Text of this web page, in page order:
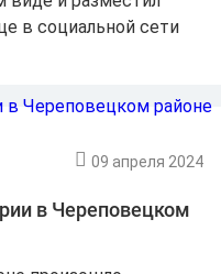
в социальной сети
09 апреля 2024
в Череповецком